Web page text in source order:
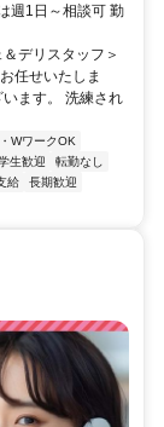
週1日～相談可 勤
デリスタッフ＞
任せいたしま
ます。 洗練され
WワークOK
生歓迎
転勤なし
給
長期歓迎